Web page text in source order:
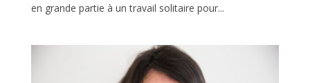
en grande partie à un travail solitaire pour...